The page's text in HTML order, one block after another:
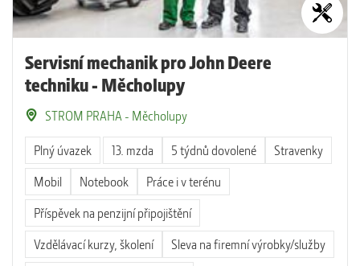
Servisní mechanik pro John Deere
techniku - Měcholupy
STROM PRAHA - Měcholupy
Plný úvazek 13. mzda 5 týdnů dovolené
Stravenky
Mobil
Notebook
Práce i v terénu
Příspěvek na penzijní připojištění
Vzdělávací kurzy, školení
Sleva na firemní výrobky/služby